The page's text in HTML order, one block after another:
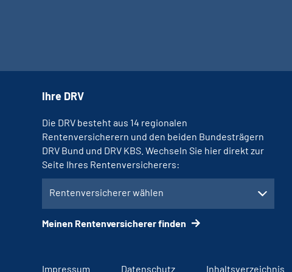
Ihre DRV
Die DRV besteht aus 14 regionalen
Rentenversicherern und den beiden Bundesträgern
DRV Bund und DRV KBS. Wechseln Sie hier direkt zur
Seite Ihres Rentenversicherers:
Rentenversicherer wählen
Meinen Rentenversicherer finden
Impressum Datenschutz Inhaltsverzeichnis